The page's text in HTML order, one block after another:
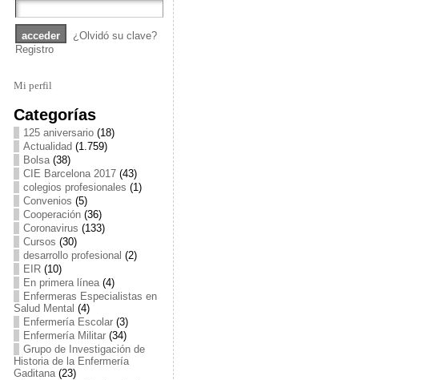
¿Olvidó su clave?
Registro
Mi perfil
Categorías
125 aniversario(18)
Actualidad (1.759)
Bolsa(38)
CIE Barcelona 2017(43)
colegios profesionales (1)
Convenios (5)
Cooperación(36)
Coronavirus (133)
Cursos (30)
desarrollo profesional (2)
EIR(10)
En primera línea(4)
Enfermeras Especialistas en
Salud Mental (4)
Enfermería Escolar(3)
Enfermería Militar(34)
Grupo de Investigación de
Historia de la Enfermería
Gaditana(23)